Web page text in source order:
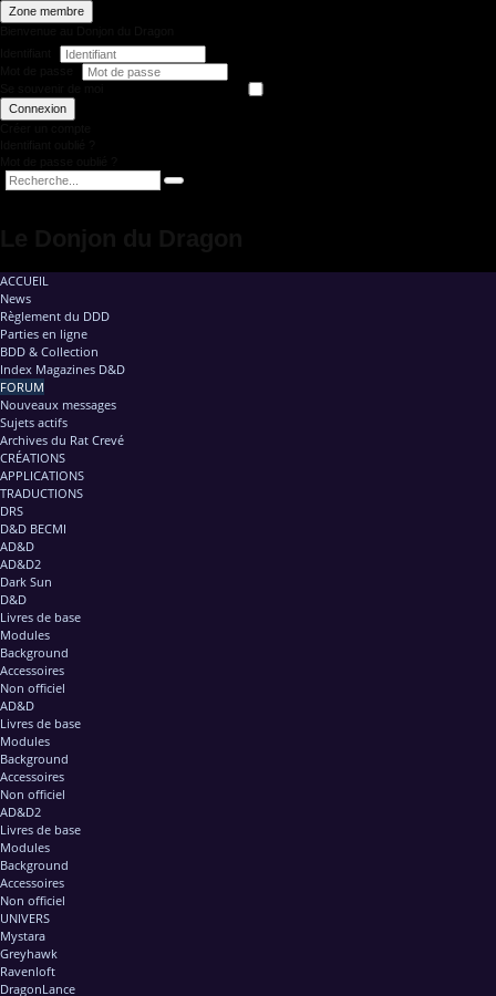
Zone membre
Connexion
ACCUEIL
News
Règlement du DDD
Parties en ligne
BDD & Collection
Index Magazines D&D
FORUM
Nouveaux messages
Sujets actifs
Archives du Rat Crevé
CRÉATIONS
APPLICATIONS
TRADUCTIONS
DRS
D&D BECMI
AD&D
AD&D2
Dark Sun
D&D
Livres de base
Modules
Background
Accessoires
Non officiel
AD&D
Livres de base
Modules
Background
Accessoires
Non officiel
AD&D2
Livres de base
Modules
Background
Accessoires
Non officiel
UNIVERS
Mystara
Greyhawk
Ravenloft
DragonLance